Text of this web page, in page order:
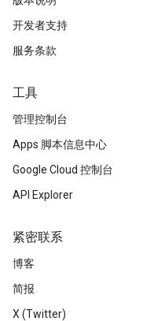
开发者支持
服务条款
工具
管理控制台
Apps 脚本信息中心
Google Cloud 控制台
API Explorer
紧密联系
博客
简报
X (Twitter)